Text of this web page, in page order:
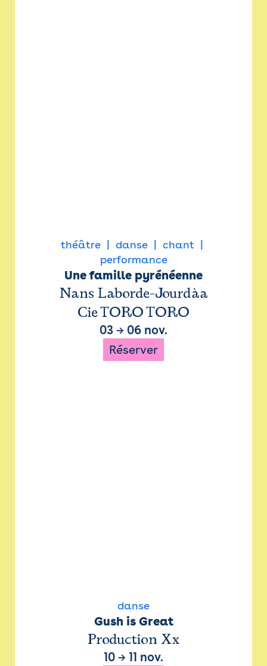
théâtre danse
chant
performance
Une famille pyrénéenne
Nans Laborde-Jourdàa
Cie TORO TORO
03 → 06 nov.
Réserver
danse
Gush is Great
Production Xx
10 → 11 nov.